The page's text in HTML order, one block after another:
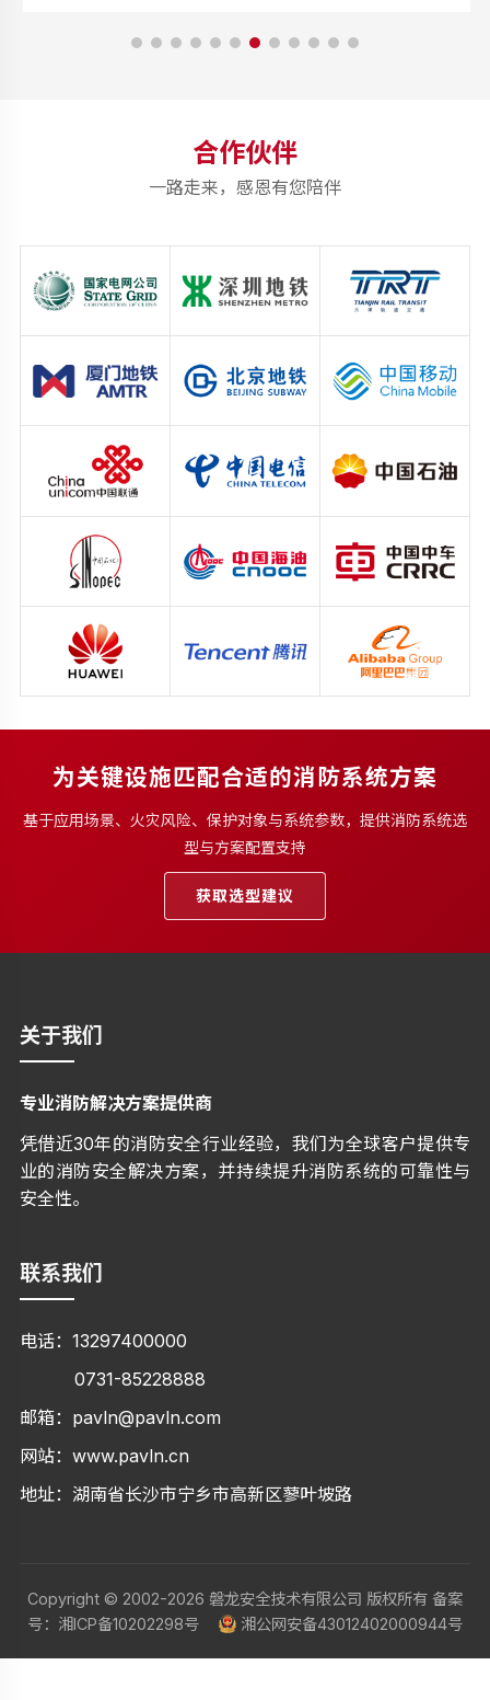
合作伙伴
一路走来，感恩有您陪伴
为关键设施匹配合适的消防系统方案
基于应用场景、火灾风险、保护对象与系统参数，提供消防系统选
型与方案配置支持
获取选型建议
关于我们
专业消防解决方案提供商
凭借近30年的消防安全行业经验，我们为全球客户提供专
业的消防安全解决方案，并持续提升消防系统的可靠性与
安全性。
联系我们
电话： 13297400000
0731-85228888
邮箱： pavln@pavln.com‬‬
网站： www.pavln.cn
地址：湖南省长沙市宁乡市高新区蓼叶坡路
Copyright © 2002-2026 磐龙安全技术有限公司 版权所有 备案
号： 湘ICP备10202298号 湘公网安备43012402000944号